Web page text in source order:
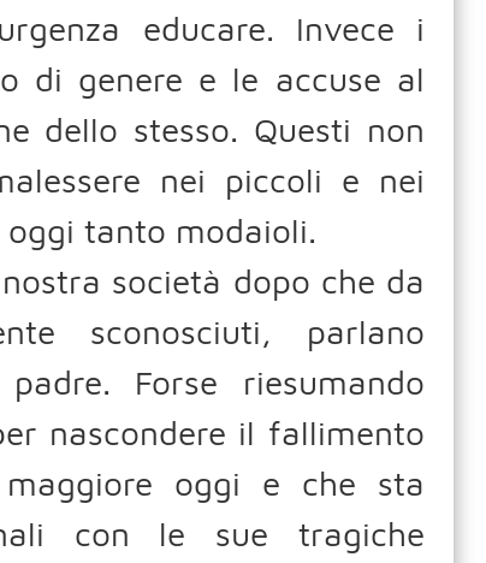
educare. Invece i
di genere e le accuse al
dello stesso. Questi non
nei piccoli e nei
tanto modaioli.
società dopo che da
sconosciuti, parlano
Forse riesumando
nascondere il fallimento
oggi e che sta
con le sue tragiche